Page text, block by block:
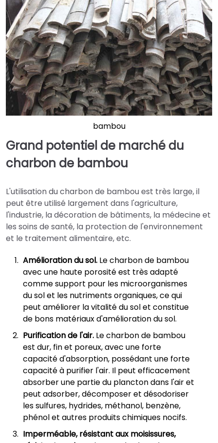
bambou
Grand potentiel de marché du
charbon de bambou
L'utilisation du charbon de bambou est très large, il
peut être utilisé largement dans l'agriculture,
l'industrie, la décoration de bâtiments, la médecine et
les soins de santé, la protection de l'environnement
et le traitement alimentaire, etc.
Amélioration du sol. Le charbon de bambou
avec une haute porosité est très adapté
comme support pour les microorganismes
du sol et les nutriments organiques, ce qui
peut améliorer la vitalité du sol et constitue
de bons matériaux d'amélioration du sol.
Purification de l'air. Le charbon de bambou
est dur, fin et poreux, avec une forte
capacité d'absorption, possédant une forte
capacité à purifier l'air. Il peut efficacement
absorber une partie du plancton dans l'air et
peut adsorber, décomposer et désodoriser
les sulfures, hydrides, méthanol, benzène,
phénol et autres produits chimiques nocifs.
Imperméable, résistant aux moisissures,